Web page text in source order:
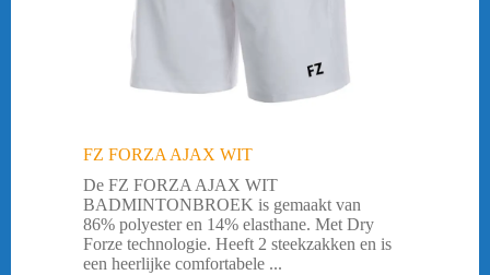
FZ FORZA AJAX WIT
De FZ FORZA AJAX WIT
BADMINTONBROEK is gemaakt van
86% polyester en 14% elasthane. Met Dry
Forze technologie. Heeft 2 steekzakken en is
een heerlijke comfortabele ...